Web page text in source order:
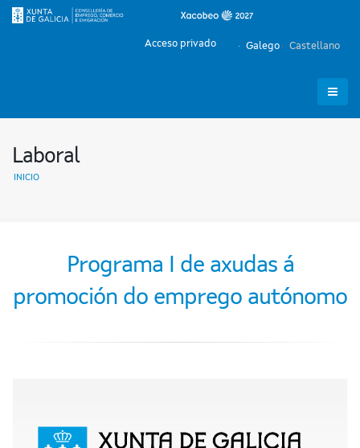
Galego Castellano
Acceso privado
Laboral
INICIO
Programa I de axudas á
promoción do emprego autónomo